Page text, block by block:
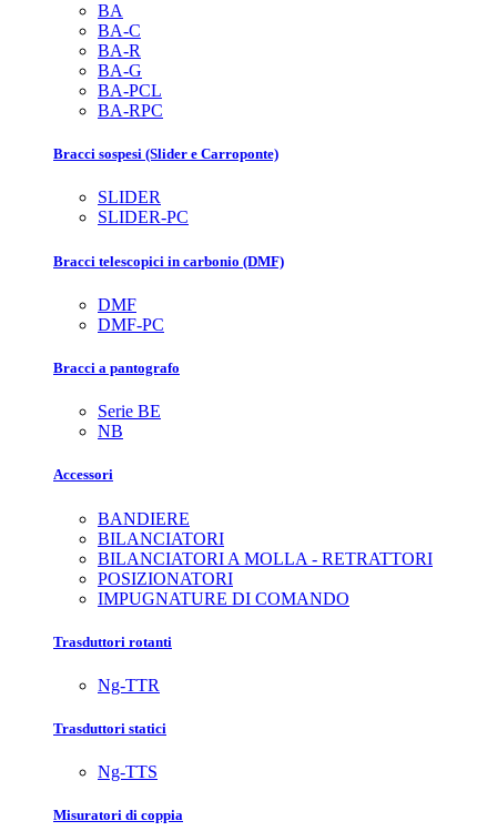
BA
BA-C
BA-R
BA-G
BA-PCL
BA-RPC
Bracci sospesi (Slider e Carroponte)
SLIDER
SLIDER-PC
Bracci telescopici in carbonio (DMF)
DMF
DMF-PC
Bracci a pantografo
Serie BE
NB
Accessori
BANDIERE
BILANCIATORI
BILANCIATORI A MOLLA - RETRATTORI
POSIZIONATORI
IMPUGNATURE DI COMANDO
Trasduttori rotanti
Ng-TTR
Trasduttori statici
Ng-TTS
Misuratori di coppia